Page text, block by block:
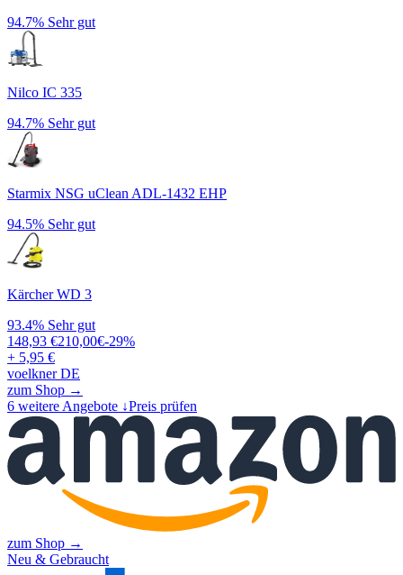
94.7% Sehr gut
Nilco IC 335
94.7% Sehr gut
Starmix NSG uClean ADL-1432 EHP
94.5% Sehr gut
Kärcher WD 3
93.4% Sehr gut
148,93 €210,00€-29%
+ 5,95 €
voelkner DE
zum Shop →
6 weitere Angebote ↓Preis prüfen
zum Shop →
Neu & Gebraucht